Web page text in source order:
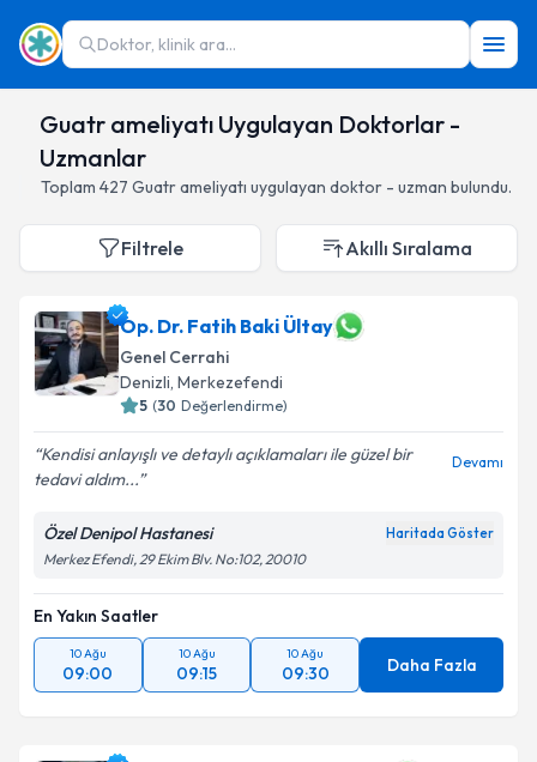
Doktor, klinik ara...
Guatr ameliyatı Uygulayan Doktorlar -
Uzmanlar
Toplam 427 Guatr ameliyatı uygulayan doktor - uzman bulundu.
Filtrele Akıllı Sıralama
Op. Dr. Fatih Baki Ültay
Genel Cerrahi
Denizli, Merkezefendi
5 (30 Değerlendirme)
Kendisi anlayışlı ve detaylı açıklamaları ile güzel bir
tedavi aldım...
Devamı
Özel Denipol Hastanesi Haritada Göster
Merkez Efendi, 29 Ekim Blv. No:102, 20010
En Yakın Saatler
10 Ağu
09:00
10 Ağu
09:15
10 Ağu
09:30 Daha Fazla